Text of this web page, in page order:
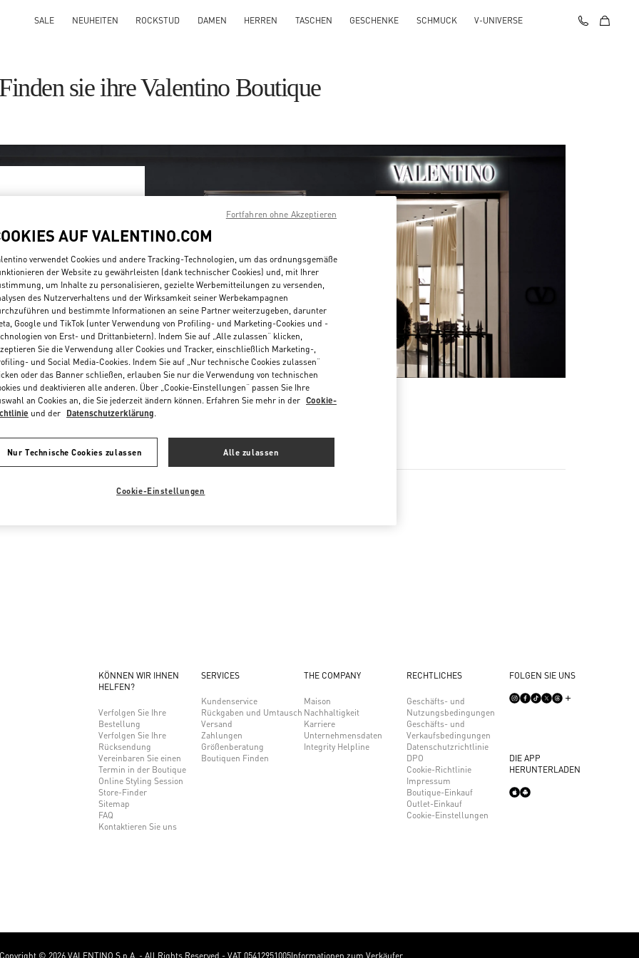
SALE NEUHEITEN ROCKSTUD DAMEN HERREN TASCHEN GESCHENKE SCHMUCK V-UNIVERSE
Finden sie ihre Valentino Boutique
/ Ihrer
Region oder
oder Stadt & Land
Suche
AUF VALENTINO.COM
verwendet Cookies und andere Tracking-Technologien, um das ordnungsgemäße
der Website zu gewährleisten (dank technischer Cookies) und, mit Ihrer
um Inhalte zu personalisieren, gezielte Werbemitteilungen zu versenden,
des Nutzerverhaltens und der Wirksamkeit seiner Werbekampagnen
und bestimmte Informationen an seine Partner weiterzugeben, darunter
Google und TikTok (unter Verwendung von Profiling- und Marketing-Cookies und -
von Erst- und Drittanbietern). Indem Sie auf „Alle zulassen“ klicken,
Sie die Verwendung aller Cookies und Tracker, einschließlich Marketing-,
und Social Media-Cookies. Indem Sie auf „Nur technische Cookies zulassen“
oder das Banner schließen, erlauben Sie nur die Verwendung von technischen
und deaktivieren alle anderen. Über „Cookie-Einstellungen“ passen Sie Ihre
an Cookies an, die Sie jederzeit ändern können. Erfahren Sie mehr in der Cookie-
und der Datenschutzerklärung.
Nur Technische Cookies zulassen Alle zulassen
Cookie-Einstellungen
Fortfahren ohne Akzeptieren
KÖNNEN WIR IHNEN
HELFEN?
Verfolgen Sie Ihre
Bestellung
Verfolgen Sie Ihre
Rücksendung
Vereinbaren Sie einen
Termin in der Boutique
Online Styling Session
Store-Finder
Sitemap
FAQ
Kontaktieren Sie uns
SERVICES
Kundenservice
Rückgaben und Umtausch
Versand
Zahlungen
Größenberatung
Boutiquen Finden
THE COMPANY
Maison
Nachhaltigkeit
Karriere
Unternehmensdaten
Integrity Helpline
RECHTLICHES
Geschäfts- und
Nutzungsbedingungen
Geschäfts- und
Verkaufsbedingungen
Datenschutzrichtlinie
DPO
Cookie-Richtlinie
Impressum
Boutique-Einkauf
Outlet-Einkauf
Cookie-Einstellungen
FOLGEN SIE UNS
DIE APP
HERUNTERLADEN
© 2026 VALENTINO S.p.A. - All Rights Reserved - VAT 05412951005Informationen zum Verkäufer